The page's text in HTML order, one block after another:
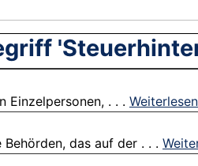
Einzelpersonen, . . . Weiterlesen
das auf der . . .